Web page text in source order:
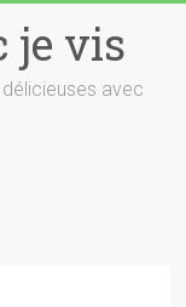
je vis
avec